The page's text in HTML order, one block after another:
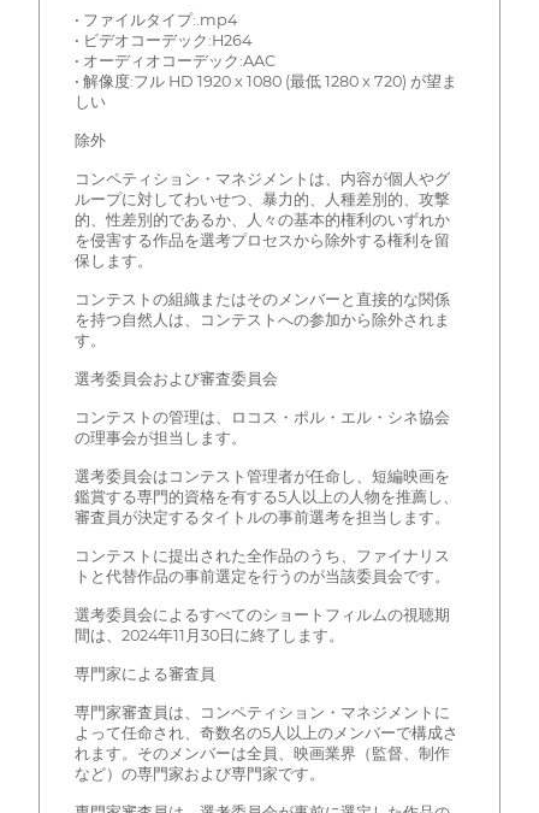
• ファイルタイプ:.mp4
• ビデオコーデック:H264
• オーディオコーデック:AAC
• 解像度:フル HD 1920 x 1080 (最低 1280 x 720) が望ま
しい
除外
コンペティション・マネジメントは、内容が個人やグ
ループに対してわいせつ、暴力的、人種差別的、攻撃
的、性差別的であるか、人々の基本的権利のいずれか
を侵害する作品を選考プロセスから除外する権利を留
保します。
コンテストの組織またはそのメンバーと直接的な関係
を持つ自然人は、コンテストへの参加から除外されま
す。
選考委員会および審査委員会
コンテストの管理は、ロコス・ポル・エル・シネ協会
の理事会が担当します。
選考委員会はコンテスト管理者が任命し、短編映画を
鑑賞する専門的資格を有する5人以上の人物を推薦し、
審査員が決定するタイトルの事前選考を担当します。
コンテストに提出された全作品のうち、ファイナリス
トと代替作品の事前選定を行うのが当該委員会です。
選考委員会によるすべてのショートフィルムの視聴期
間は、2024年11月30日に終了します。
専門家による審査員
専門家審査員は、コンペティション・マネジメントに
よって任命され、奇数名の5人以上のメンバーで構成さ
れます。そのメンバーは全員、映画業界（監督、制作
など）の専門家および専門家です。